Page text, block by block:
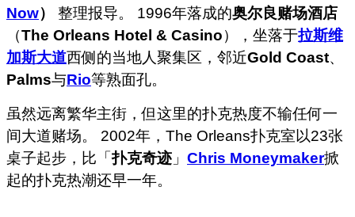
Now） 整理报导。 1996年落成的奥尔良赌场酒店
（The Orleans Hotel & Casino），坐落于拉斯维
加斯大道西侧的当地人聚集区，邻近Gold Coast、
Palms与Rio等熟面孔。
虽然远离繁华主街，但这里的扑克热度不输任何一
间大道赌场。 2002年，The Orleans扑克室以23张
桌子起步，比「扑克奇迹 」 Chris Moneymaker掀
起的扑克热潮还早一年。